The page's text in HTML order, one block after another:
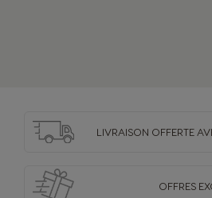
LIVRAISON OFFERTE
OFFRES